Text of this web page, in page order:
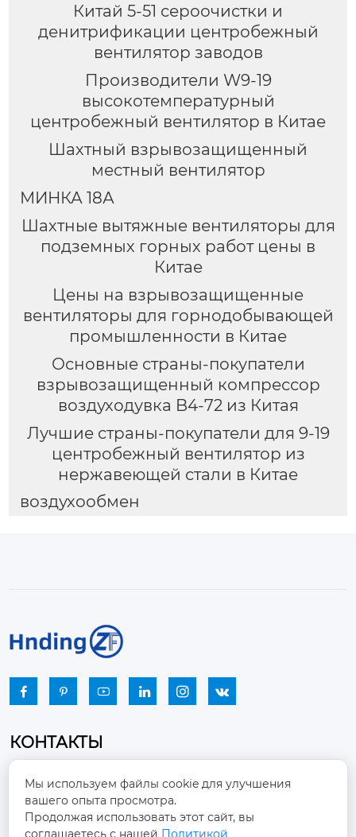
Китай 5-51 сероочистки и
денитрификации центробежный
вентилятор заводов
Производители W9-19
высокотемпературный
центробежный вентилятор в Китае
Шахтный взрывозащищенный
местный вентилятор
МИНКА 18А
Шахтные вытяжные вентиляторы для
подземных горных работ цены в
Китае
Цены на взрывозащищенные
вентиляторы для горнодобывающей
промышленности в Китае
Основные страны-покупатели
взрывозащищенный компрессор
воздуходувка B4-72 из Китая
Лучшие страны-покупатели для 9-19
центробежный вентилятор из
нержавеющей стали в Китае
воздухообмен
     
КОНТАКТЫ

Промышленный парк, город Наньцзяо,
район Чжоуцунь, город Цзыбо, провинция
Шаньдун
Мы используем файлы cookie для улучшения
вашего опыта просмотра.
Продолжая использовать этот сайт, вы
соглашаетесь с нашей Политикой